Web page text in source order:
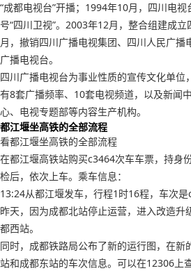
“成都电视台”开播；1994年10月，四川电
号“四川卫视”。2003年12月，整合组建成
月，撤销四川广播电视集团、四川人民广播
广播电视台。
四川广播电视台为事业性质的宣传文化单位
有8套广播频率、10套电视频道，以及新闻
心、电视专题部等内容生产机构。
都江堰坐高铁的全部流程
看都江堰坐高铁的全部流程
在都江堰高铁站购买c3464次车车票，持身
检后，依次上车。乘车信息：
13:24从都江堰发车，行程1时16程，车次是
昨天，因为成都北站停止运营，进入改造升
都西站。
同时，成都铁路局公布了新的运行图，在新
站和成都东站的车次信息。可以在12306上查